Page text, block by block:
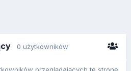
0 użytkowników